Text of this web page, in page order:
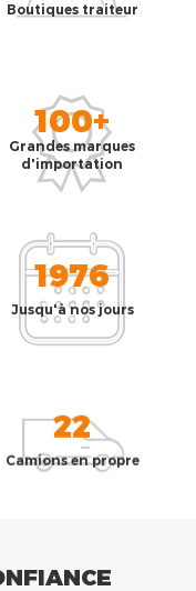
Boutiques traiteur
100+
Grandes marques
d'importation
1976
Jusqu'à nos jours
22
Camions en propre